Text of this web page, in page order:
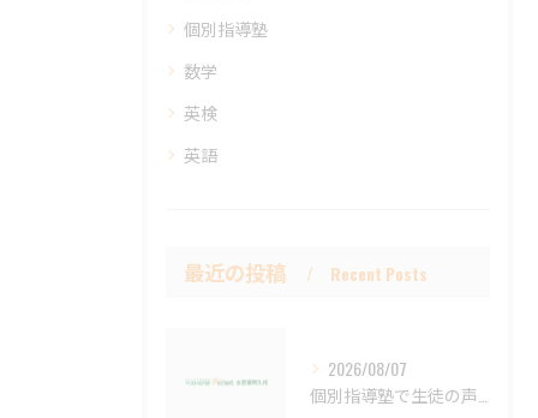
個別指導塾
数学
英検
英語
最近の投稿 Recent Posts
2026/08/07